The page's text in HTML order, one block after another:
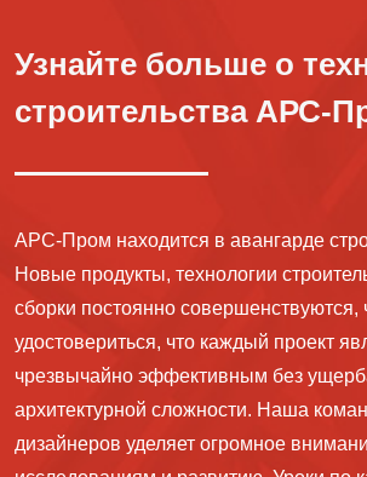
Узнайте больше о
строительства АРС-
АРС-Пром находится в авангарде
Новые продукты, технологии
сборки постоянно совершенствуются,
удостовериться, что каждый проект
чрезвычайно эффективным без
архитектурной сложности. Наша
дизайнеров уделяет огромное